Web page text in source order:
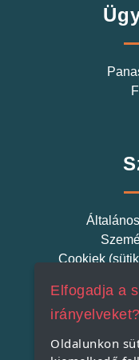
Cookiek
Elfogadja a
irányelveket?
Oldalunkon